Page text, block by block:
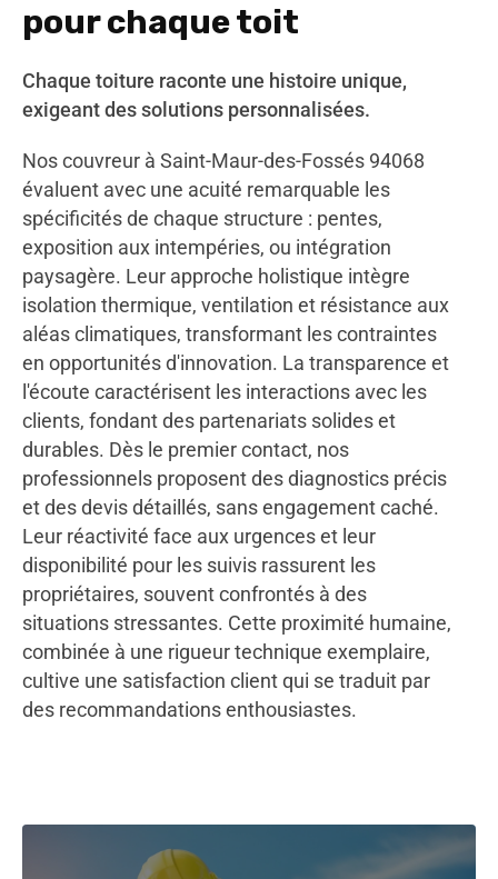
pour chaque toit
Chaque toiture raconte une histoire unique,
exigeant des solutions personnalisées.
Nos couvreur à Saint-Maur-des-Fossés 94068
évaluent avec une acuité remarquable les
spécificités de chaque structure : pentes,
exposition aux intempéries, ou intégration
paysagère. Leur approche holistique intègre
isolation thermique, ventilation et résistance aux
aléas climatiques, transformant les contraintes
en opportunités d'innovation. La transparence et
l'écoute caractérisent les interactions avec les
clients, fondant des partenariats solides et
durables. Dès le premier contact, nos
professionnels proposent des diagnostics précis
et des devis détaillés, sans engagement caché.
Leur réactivité face aux urgences et leur
disponibilité pour les suivis rassurent les
propriétaires, souvent confrontés à des
situations stressantes. Cette proximité humaine,
combinée à une rigueur technique exemplaire,
cultive une satisfaction client qui se traduit par
des recommandations enthousiastes.